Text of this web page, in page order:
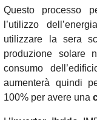
Questo processo
l’utilizzo
utilizzare la sera
produzione solare
consumo
aumenterà quindi
100% per avere una